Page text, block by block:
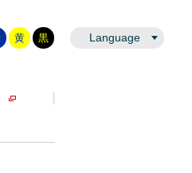
黄 黒 Language